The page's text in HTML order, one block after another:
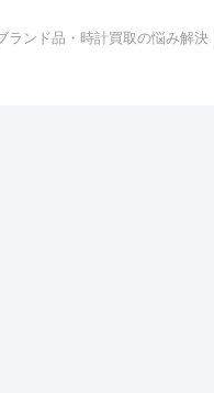
ランド品・時計買取の悩み解決